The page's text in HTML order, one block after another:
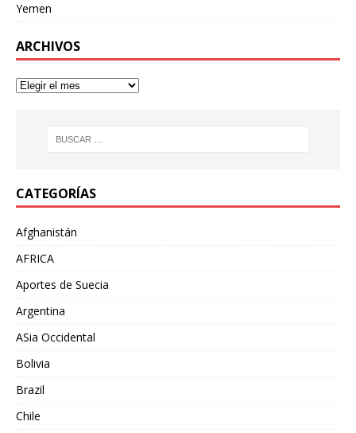
Yemen
ARCHIVOS
CATEGORÍAS
Afghanistán
AFRICA
Aportes de Suecia
Argentina
ASia Occidental
Bolivia
Brazil
Chile